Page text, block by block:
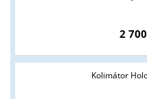
2
Kolimátor